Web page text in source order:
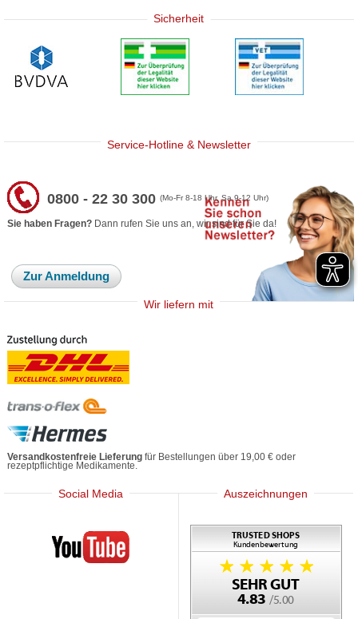
Sicherheit
Service-Hotline & Newsletter
0800 - 22 30 300(Mo-Fr 8-18 Uhr, Sa 9-12 Uhr)
Sie haben Fragen? Dann rufen Sie uns an, wir sind für Sie da!
Zur Anmeldung
Wir liefern mit
Versandkostenfreie Lieferung für Bestellungen über 19,00 € oder
rezeptpflichtige Medikamente.
Social Media
Mediherz
Auszeichnungen